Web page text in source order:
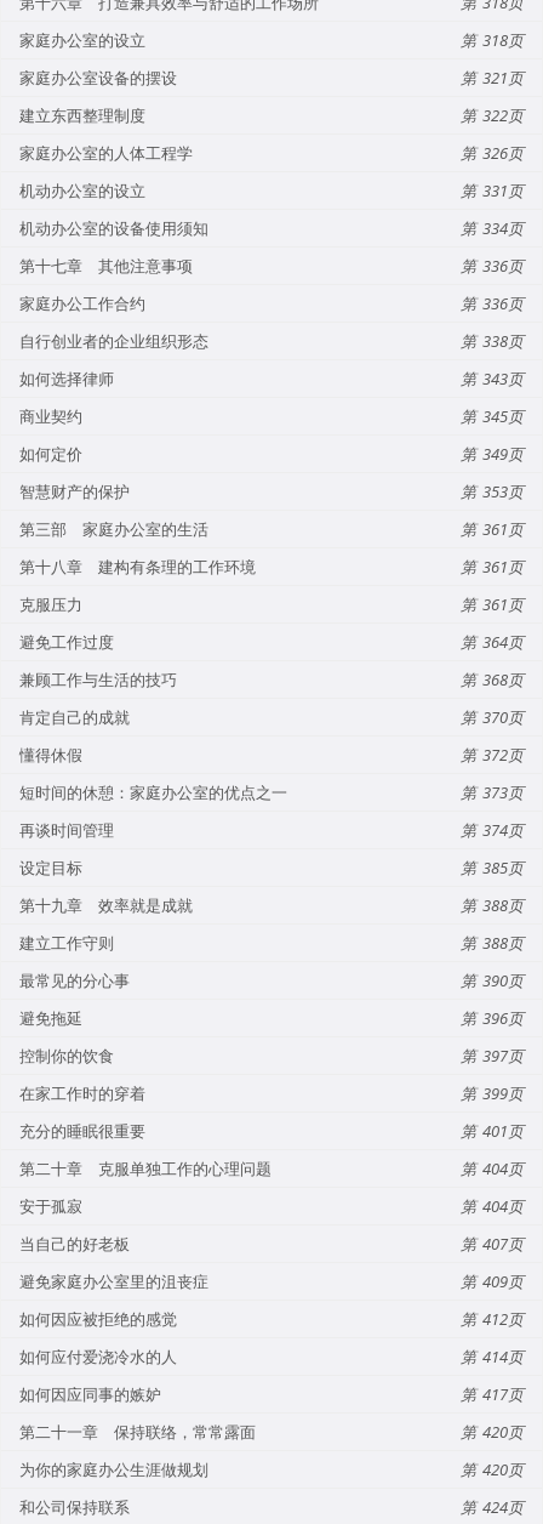
家庭办公室的设立
318
家庭办公室设备的摆设
321
建立东西整理制度
322
家庭办公室的人体工程学
326
机动办公室的设立
331
机动办公室的设备使用须知
334
第十七章 其他注意事项
336
家庭办公工作合约
336
自行创业者的企业组织形态
338
如何选择律师
343
商业契约
345
如何定价
349
智慧财产的保护
353
第三部 家庭办公室的生活
361
第十八章 建构有条理的工作环境
361
克服压力
361
避免工作过度
364
兼顾工作与生活的技巧
368
肯定自己的成就
370
懂得休假
372
短时间的休憩：家庭办公室的优点之一
373
再谈时间管理
374
设定目标
385
第十九章 效率就是成就
388
建立工作守则
388
最常见的分心事
390
避免拖延
396
控制你的饮食
397
在家工作时的穿着
399
充分的睡眠很重要
401
第二十章 克服单独工作的心理问题
404
安于孤寂
404
当自己的好老板
407
避免家庭办公室里的沮丧症
409
如何因应被拒绝的感觉
412
如何应付爱浇冷水的人
414
如何因应同事的嫉妒
417
第二十一章 保持联络，常常露面
420
为你的家庭办公生涯做规划
420
和公司保持联系
424